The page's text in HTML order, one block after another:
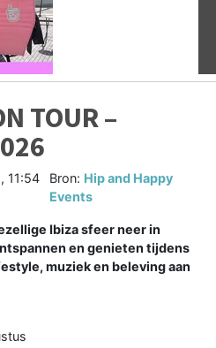
TOUR –
11:54
Bron: Hip and Happy
Events
Ibiza sfeer neer in
en genieten tijdens
muziek en beleving aan